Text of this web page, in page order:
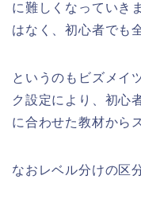
に難しくなっていき
はなく、初心者でも
というのもビズメイ
ク設定により、初心
に合わせた教材から
なおレベル分けの区